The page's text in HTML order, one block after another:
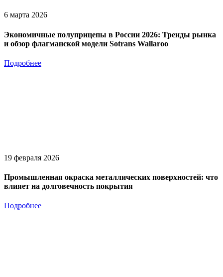
6 марта 2026
Экономичные полуприцепы в России 2026: Тренды рынка
и обзор флагманской модели Sotrans Wallaroo
Подробнее
19 февраля 2026
Промышленная окраска металлических поверхностей: что
влияет на долговечность покрытия
Подробнее